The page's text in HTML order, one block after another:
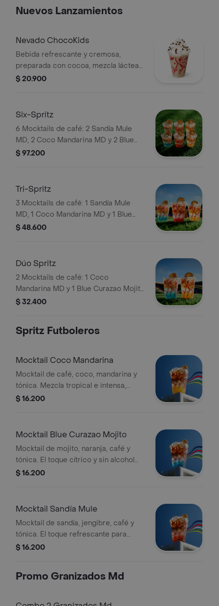
Nuevos Lanzamientos
Nevado ChocoKids
Bebida refrescante y cremosa,
preparada con cocoa, mezcla láctea
reducida en azúcar, decorada con
$ 20.900
Six-Spritz
6 Mocktails de café: 2 Sandía Mule
MD, 2 Coco Mandarina MD y 2 Blue
Curazao Mojito MD. Elígelas con soda
$ 97.200
Tri-Spritz
3 Mocktails de café: 1 Sandía Mule
MD, 1 Coco Mandarina MD y 1 Blue
Curazao Mojito MD. Elígelas con soda
$ 48.600
Dúo Spritz
2 Mocktails de café: 1 Coco
Mandarina MD y 1 Blue Curazao Mojito
MD. Personalízalas pidiéndolas con
$ 32.400
Spritz Futboleros
Mocktail Coco Mandarina
Mocktail de café, coco, mandarina y
tónica. Mezcla tropical e intensa,
perfecta para disfrutar el fútbol con
$ 16.200
Mocktail Blue Curazao Mojito
Mocktail de mojito, naranja, café y
tónica. El toque cítrico y sin alcohol
para vivir el fútbol con calma y
$ 16.200
Mocktail Sandía Mule
Mocktail de sandía, jengibre, café y
tónica. El toque refrescante para
calmar la tensión del partido y gritar
$ 16.200
Promo Granizados Md